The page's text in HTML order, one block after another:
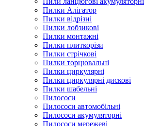
Пилки Алігатор
Пилки відрізні
Пилки лобзикові
Пилки монтажні
Пилки плиткорізи
Пилки стрічкові
Пилки торцювальні
Пилки циркулярні
Пилки циркулярні дискові
Пилки шабельні
Пилососи
Пилососи автомобільні
Пилососи акумуляторні
Пилососи мережеві